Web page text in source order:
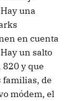
una
en cuenta
un salto
y que
familias, de
módem, el